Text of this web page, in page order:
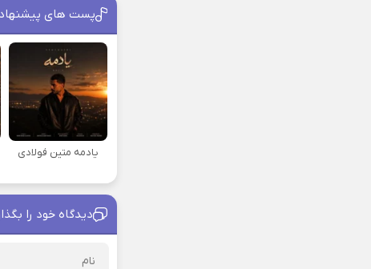
پست های
یادمه متین فولادی
دیدگاه خود را